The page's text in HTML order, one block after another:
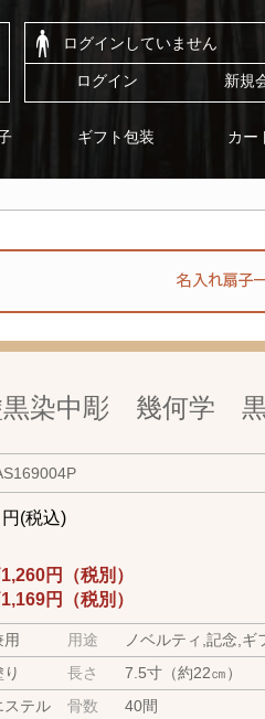
ログインしていません
ログイン 新規
ギフト包装 カー
黒染中彫 幾何学
(税込)
円（税別）
円（税別）
用 用途
ノベルティ,記念,ギ
長さ
7.5寸（約22㎝）
ステル 骨数
40間